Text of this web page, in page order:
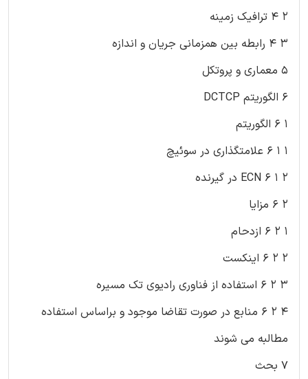
۲ ۴ ترافیک زمینه
۳ ۴ رابطه بین همزمانی جریان و اندازه
۵ معماری و پروتکل
۶ الگوریتم DCTCP
۱ ۶ الگوریتم
۱ ۱ ۶ علامتگذاری در سوئیچ
۲ ۱ ۶ ECN در گیرنده
۲ ۶ مزایا
۱ ۲ ۶ ازدحام
۲ ۲ ۶ اینکست
۳ ۲ ۶ استفاده از فناوری رادیوی تک مسیره
۴ ۲ ۶ منابع در صورت تقاضا موجود و براساس استفاده
مطالبه می شوند
۷ بحث